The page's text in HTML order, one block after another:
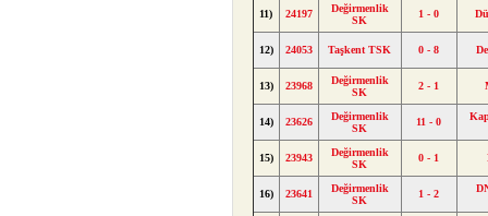
11) 24197
Değirmenlik
SK
1 - 0
12) 24053 Taşkent TSK 0 - 8
13) 23968
Değirmenlik
SK
2 - 1
14) 23626
Değirmenlik
SK
11 - 0
15) 23943
Değirmenlik
SK
0 - 1
16) 23641
Değirmenlik
SK
1 - 2